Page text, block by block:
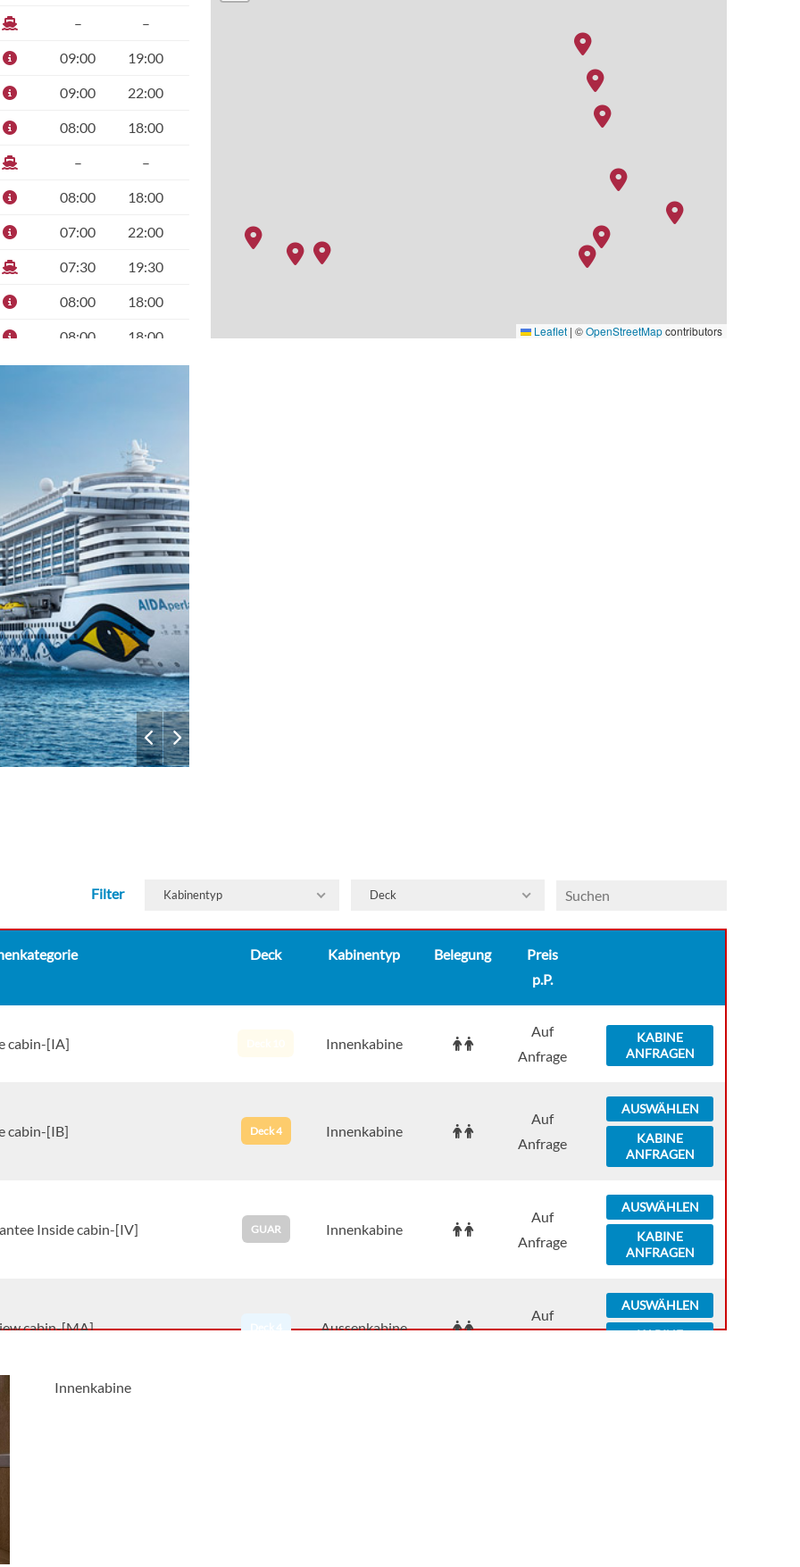
– –
09:00 19:00
09:00 22:00
08:00 18:00
– –
08:00 18:00
07:00 22:00
07:30 19:30
08:00 18:00
08:00 18:00
07:00 17:30
–
07:00 –
Leaflet | ©OpenStreetMapcontributors
Filter Kabinentyp Deck
Deck Kabinentyp Belegung
Preis
p.P.
cabin-[IA] Innenkabine
Auf
Anfrage
KABINE
ANFRAGEN
cabin-[IB] Deck 4 Innenkabine
Auf
Anfrage
AUSWÄHLEN
KABINE
ANFRAGEN
Inside cabin-[IV] GUAR Innenkabine
Auf
Anfrage
AUSWÄHLEN
KABINE
ANFRAGEN
cabin-[MA] Aussenkabine
Auf
AUSWÄHLEN
KABINE
cabin-[MB]
cabin-[MC]
Innenkabine